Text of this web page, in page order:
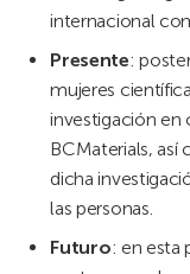
internacional
Presente:
mujeres
investigación en
BCMaterials,
dicha
las personas.
Futuro: en esta